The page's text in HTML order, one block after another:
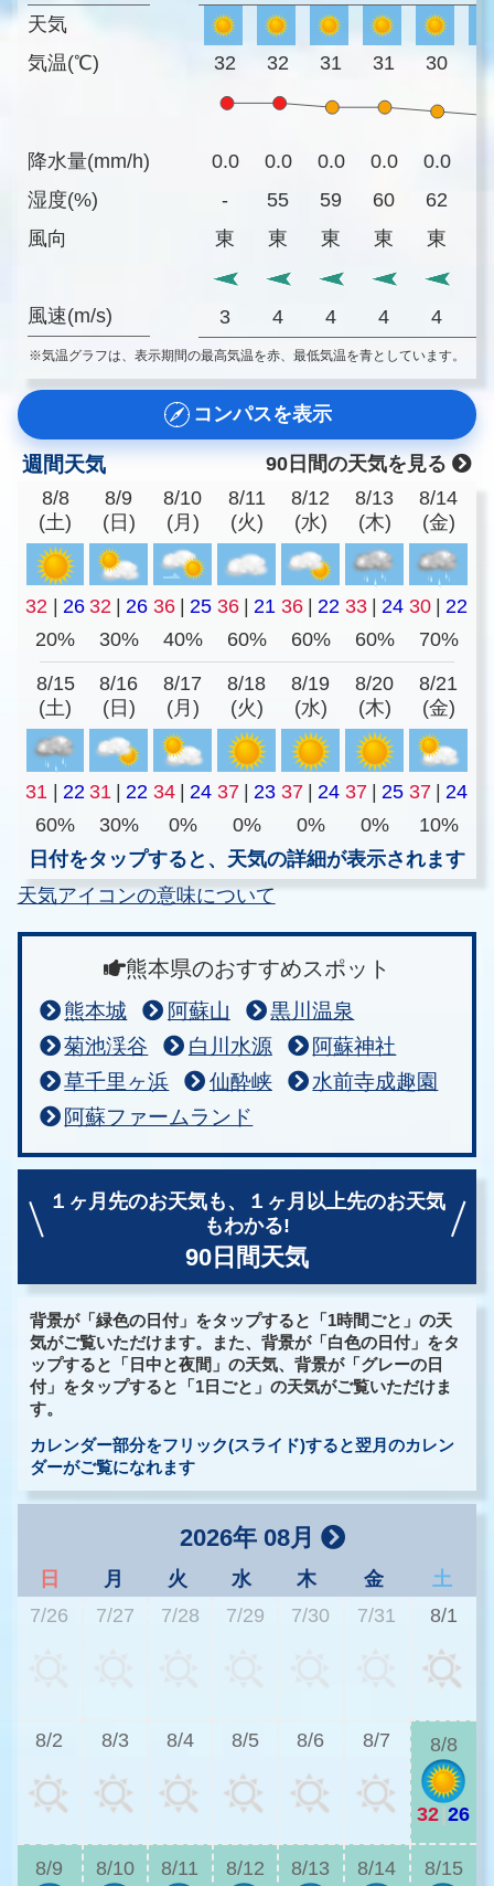
天気
気温(℃)
降水量(mm/h)
湿度(%)
風向
風速(m/s)
32 32 31 31 30
0.0 0.0 0.0 0.0 0.0
-
55 59 60 62
東
東 東 東 東
3 4 4 4 4
※気温グラフは、表示期間の最高気温を赤、最低気温を青としています。
コンパスを表示
週間天気
90日間の天気を見る
8/8
(土)
8/9
(日)
8/10
(月)
8/11
(火)
8/12
(水)
8/13
(木)
8/14
(金)
32 26 32 26 36 25 36 21 36 22 33 24 30
22
20%
30% 40% 60% 60% 60% 70%
8/15
(土)
8/16
(日)
8/17
(月)
8/18
(火)
8/19
(水)
8/20
(木)
8/21
(金)
31 22 31 22 34 24 37 23 37 24 37 25 37
24
60%
30% 0% 0% 0% 0%
10%
日付をタップすると、天気の詳細が表示されます
天気アイコンの意味について
熊本県のおすすめスポット
熊本城 阿蘇山
黒川温泉
菊池渓谷
白川水源
阿蘇神社
草千里ヶ浜
仙酔峡
水前寺成趣園
阿蘇ファームランド
１ヶ月先のお天気も、
１ヶ月以上先のお天気
もわかる!
90日間天気
背景が「緑色の日付」をタップすると「1時間ごと」の天
気がご覧いただけます。また、背景が「白色の日付」をタ
ップすると「日中と夜間」の天気、背景が「グレーの日
付」をタップすると「1日ごと」の天気がご覧いただけま
す。
カレンダー部分をフリック(スライド)すると翌月のカレン
ダーがご覧になれます
2026年 08月
日 月 火 水 木 金
土
7/26
7/27 7/28 7/29 7/30 7/31 8/1
8/2 8/3 8/4 8/5 8/6 8/7 8/8
32|26
8/9 8/10 8/11 8/12 8/13 8/14 8/15